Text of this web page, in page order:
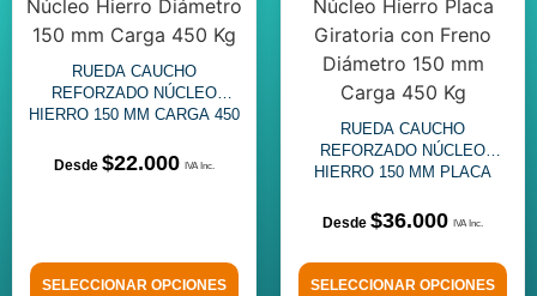
RUEDA CAUCHO
REFORZADO NÚCLEO
HIERRO 150 MM CARGA 450
$22.000
SELECCIONAR OPCIONES
RUEDA CAUCHO
REFORZADO NÚCLEO
HIERRO 150 MM PLACA
$36.000
SELECCIONAR OPCIONES